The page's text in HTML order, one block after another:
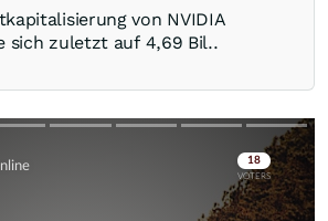
von NVIDIA
sich zuletzt auf 4,69 Bil..
Skip